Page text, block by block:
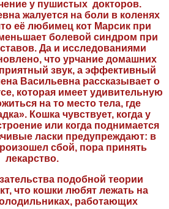
у пушистых докторов.
жалуется на боли в коленях
её любимец кот Марсик при
болевой синдром при
Да и исследованиями
что урчание домашних
звук, а эффективный
Васильевна рассказывает о
которая имеет удивительную
на то место тела, где
Кошка чувствует, когда у
или когда поднимается
ласки предупреждают: в
сбой, пора принять
лекарство.
подобной теории
что кошки любят лежать на
работающих